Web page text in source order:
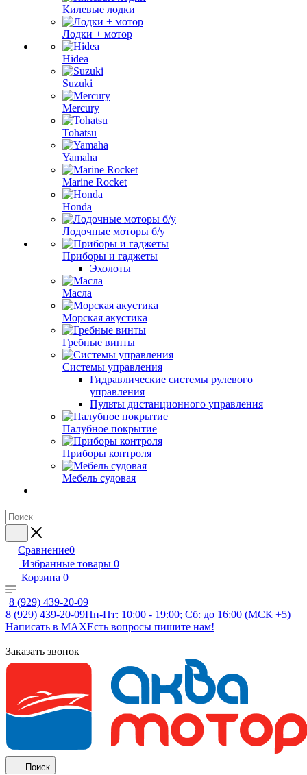
Килевые лодки
Лодки + мотор
Hidea
Suzuki
Mercury
Tohatsu
Yamaha
Marine Rocket
Honda
Лодочные моторы б/у
Приборы и гаджеты
Эхолоты
Масла
Морская акустика
Гребные винты
Системы управления
Гидравлические системы рулевого
управления
Пульты дистанционного управления
Палубное покрытие
Приборы контроля
Мебель судовая
Сравнение0
Избранные товары 0
Корзина 0
8 (929) 439-20-09
8 (929) 439-20-09Пн-Пт: 10:00 - 19:00; Сб: до 16:00 (МСК +5)
Написать в MAXЕсть вопросы пишите нам!
Заказать звонок
Поиск